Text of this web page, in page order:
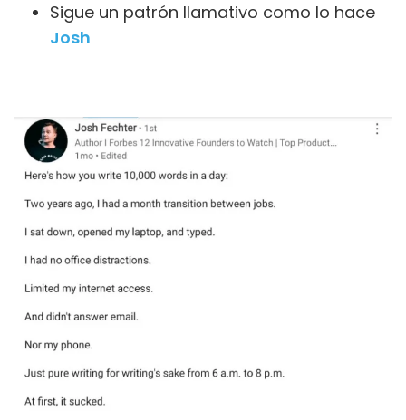
Sigue un patrón llamativo como lo hace
Josh